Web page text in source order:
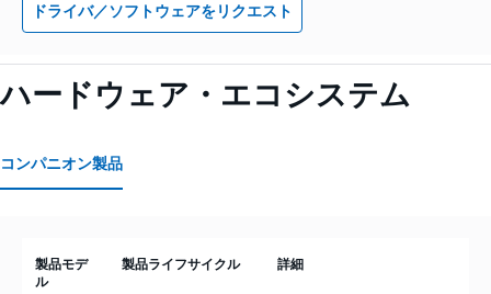
ドライバ／ソフトウェアをリクエスト
ハードウェア・エコシステム
コンパニオン製品
製品モデ
ル
製品ライフサイクル 詳細